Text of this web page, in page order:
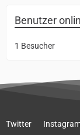
Benutzer
1 Besucher
Twitter